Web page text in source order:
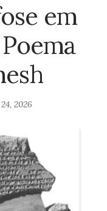
em
2026